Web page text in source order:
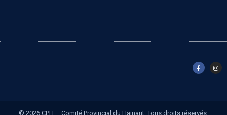
© 2026 CPH – Comité Provincial du Hainaut. Tous droits réservés.